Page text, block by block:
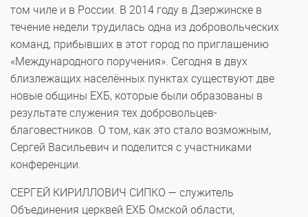
том чиле и в России. В 2014 году в Дзержинске в
течение недели трудилась одна из добровольческих
команд, прибывших в этот город по приглашению
«Международного поручения». Сегодня в двух
близлежащих населённых пунктах существуют две
новые общины ЕХБ, которые были образованы в
результате служения тех добровольцев-
благовестников. О том, как это стало возможным,
Сергей Васильевич и поделится с участниками
конференции.
СЕРГЕЙ КИРИЛЛОВИЧ СИПКО — служитель
Объединения церквей ЕХБ Омской области,